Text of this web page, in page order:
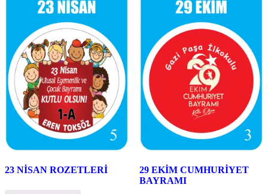
23 NİSAN ROZETLERİ
29 EKİM CUMHURİYET
BAYRAMI